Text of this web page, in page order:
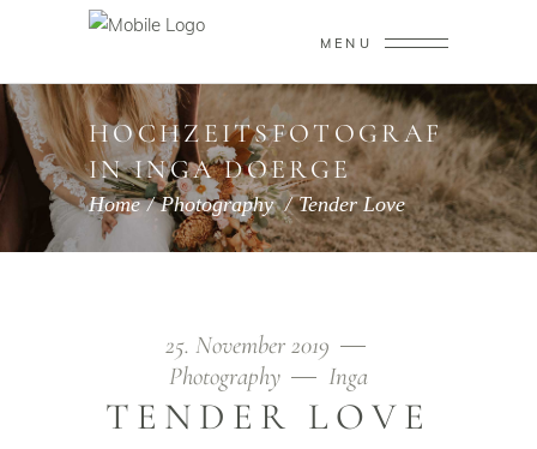
MENU
HOCHZEITSFOTOGRAF
IN INGA DOERGE
Home/Photography/Tender Love
25. November 2019
Photography
Inga
TENDER LOVE